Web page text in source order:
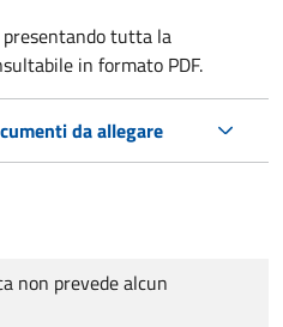
tutta la
in formato PDF.
da allegare
non prevede alcun